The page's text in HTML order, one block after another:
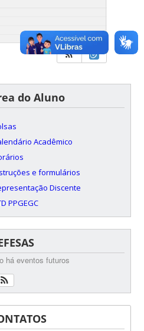
do Aluno
Acadêmico
e formulários
Discente
PPGEGC
há eventos futuros